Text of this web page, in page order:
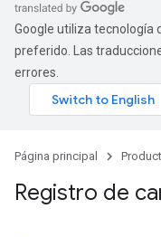
Google utiliza tecnología
preferido. Las
errores.
Página principal
Registro de